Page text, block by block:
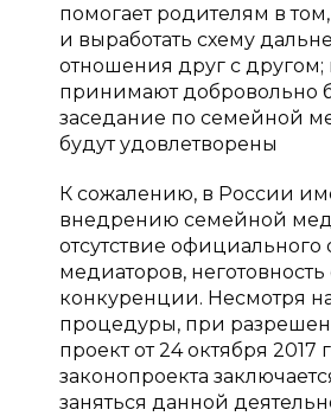
помогает родителям в
и выработать схему
отношения друг с другом;
принимают добровольно
заседание по семейной
будут удовлетворены
К сожалению, в России
внедрению семейной
отсутствие
медиаторов,
конкуренции. Несмотря
процедуры, при
проект от 24 октября
законопроекта
заняться данной